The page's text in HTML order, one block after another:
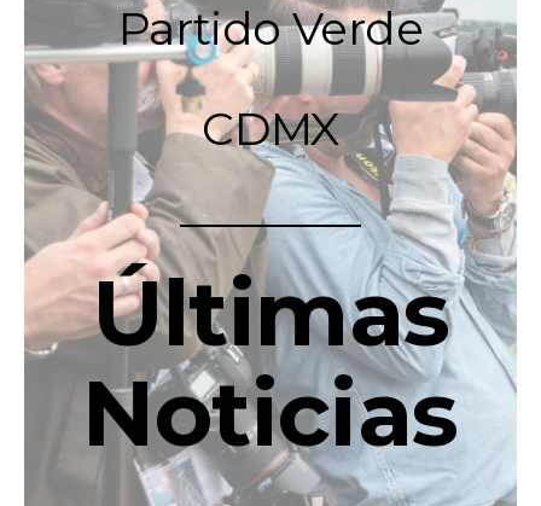
Partido Verde
CDMX
Últimas
Noticias